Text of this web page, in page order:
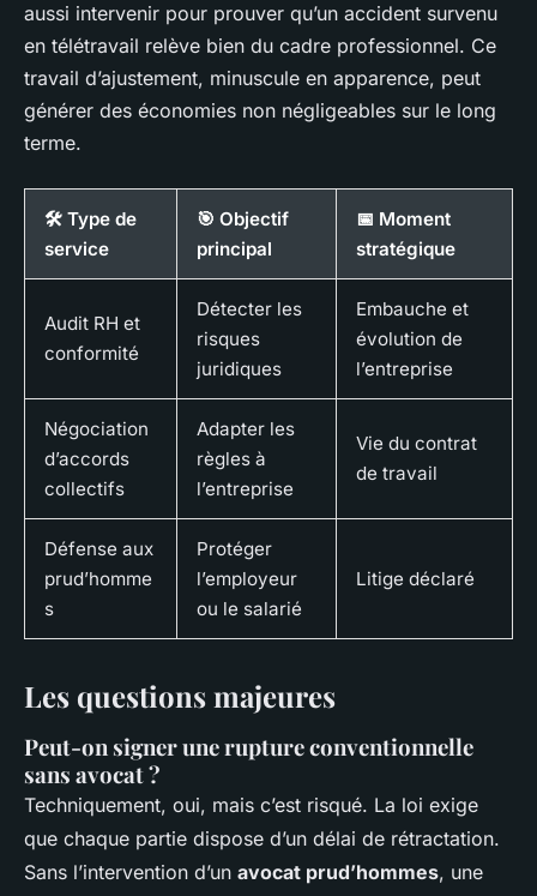
aussi intervenir pour prouver qu’un accident survenu
en télétravail relève bien du cadre professionnel. Ce
travail d’ajustement, minuscule en apparence, peut
générer des économies non négligeables sur le long
terme.
🛠️ Type de
service
🎯 Objectif
principal
📅 Moment
stratégique
Audit RH et
conformité
Détecter les
risques
juridiques
Embauche et
évolution de
l’entreprise
Négociation
d’accords
collectifs
Adapter les
règles à
l’entreprise
Vie du contrat
de travail
Défense aux
prud’homme
s
Protéger
l’employeur
ou le salarié
Litige déclaré
Les questions majeures
Peut-on signer une rupture conventionnelle
sans avocat ?
Techniquement, oui, mais c’est risqué. La loi exige
que chaque partie dispose d’un délai de rétractation.
Sans l’intervention d’un avocat prud’hommes, une